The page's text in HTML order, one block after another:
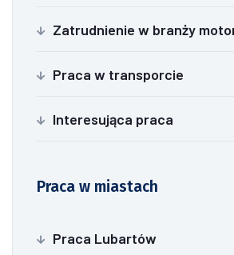
Zatrudnienie w branży
Praca w transporcie
Interesująca praca
Praca w miastach
Praca Lubartów